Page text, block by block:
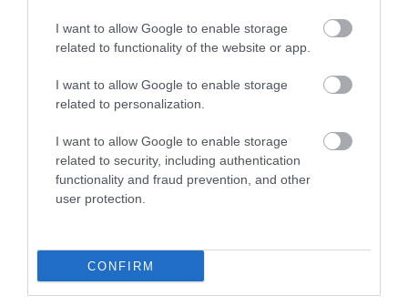
I want to allow Google to enable storage
related to functionality of the website or app.
I want to allow Google to enable storage
related to personalization.
I want to allow Google to enable storage
related to security, including authentication
functionality and fraud prevention, and other
user protection.
CONFIRM